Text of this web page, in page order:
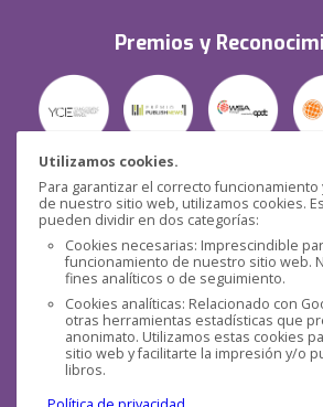
Utilizamos cookies.
Para garantizar el correcto funcionamiento
de nuestro sitio web, utilizamos cookies.
pueden dividir en dos categorías:
Cookies necesarias: Imprescindible
funcionamiento de nuestro sitio web.
fines analíticos o de seguimiento.
Cookies analíticas: Relacionado con
otras herramientas estadísticas que
anonimato. Utilizamos estas cookies
sitio web y facilitarte la impresión y/o
libros.
Premios y
Seguridad
Redes sociales